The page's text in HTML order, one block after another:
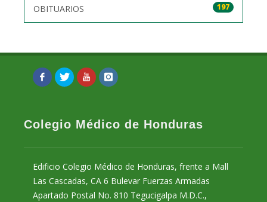
197
OBITUARIOS
Colegio Médico de Honduras
Edificio Colegio Médico de Honduras, frente a Mall
Las Cascadas, CA 6 Bulevar Fuerzas Armadas
Apartado Postal No. 810 Tegucigalpa M.D.C.,